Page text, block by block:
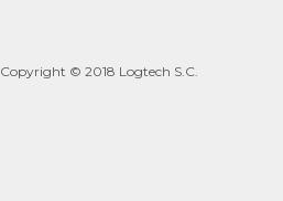
Copyright © 2018 Logtech S.C.